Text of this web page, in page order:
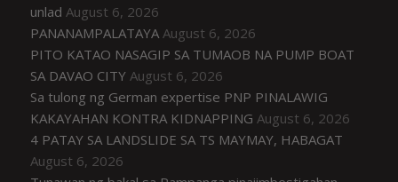
unlad August 6, 2026
PANANAMPALATAYA August 6, 2026
PITO KATAO NASAGIP SA TUMAOB NA PUMP BOAT
SA DAVAO CITY August 6, 2026
Sa tulong ng German expertise PNP PINALAWIG
KAKAYAHAN KONTRA KIDNAPPING August 6, 2026
4 PATAY SA LANDSLIDE SA TS MAYMAY, HABAGAT
August 6, 2026